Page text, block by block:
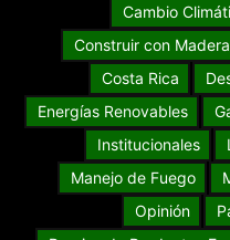
Cambio
Construir con Madera
Costa Rica
Energías Renovables
Institucionales
Manejo de Fuego
Opinión